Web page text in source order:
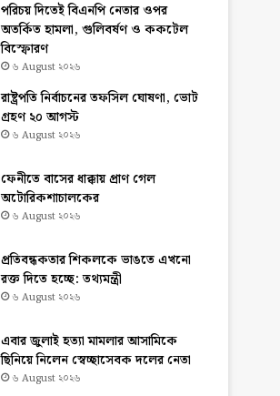
পরিচয় দিতেই বিএনপি নেতার ওপর
অতর্কিত হামলা, গুলিবর্ষণ ও ককটেল
বিস্ফোরণ
৬ August ২০২৬
রাষ্ট্রপতি নির্বাচনের তফসিল ঘোষণা, ভোট
গ্রহণ ২০ আগস্ট
৬ August ২০২৬
ফেনীতে বাসের ধাক্কায় প্রাণ গেল
অটোরিকশাচালকের
৬ August ২০২৬
প্রতিবন্ধকতার শিকলকে ভাঙতে এখনো
রক্ত দিতে হচ্ছে: তথ্যমন্ত্রী
৬ August ২০২৬
এবার জুলাই হত্যা মামলার আসামিকে
ছিনিয়ে নিলেন স্বেচ্ছাসেবক দলের নেতা
৬ August ২০২৬